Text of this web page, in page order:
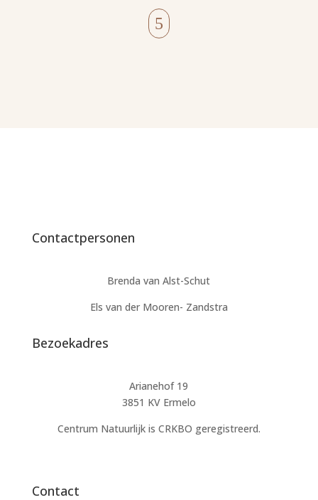
5
Contactpersonen
Brenda van Alst-Schut
Els van der Mooren- Zandstra
Bezoekadres
Arianehof 19
3851 KV Ermelo
Centrum Natuurlijk is CRKBO geregistreerd.
Contact